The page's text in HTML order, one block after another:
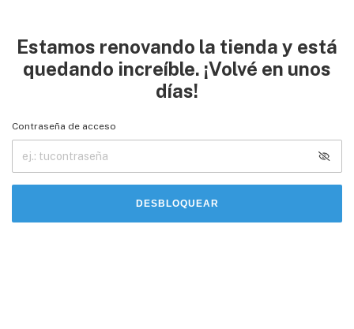
Estamos renovando la tienda y está
quedando increíble. ¡Volvé en unos
días!
Contraseña de acceso
DESBLOQUEAR